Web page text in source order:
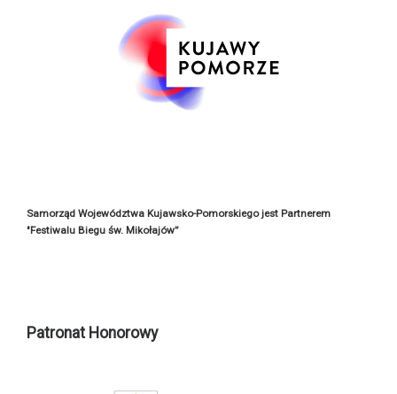
Samorząd Województwa Kujawsko-Pomorskiego jest Partnerem
"Festiwalu Biegu św. Mikołajów”
Patronat Honorowy